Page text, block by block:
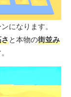
になります。
と本物の街並み